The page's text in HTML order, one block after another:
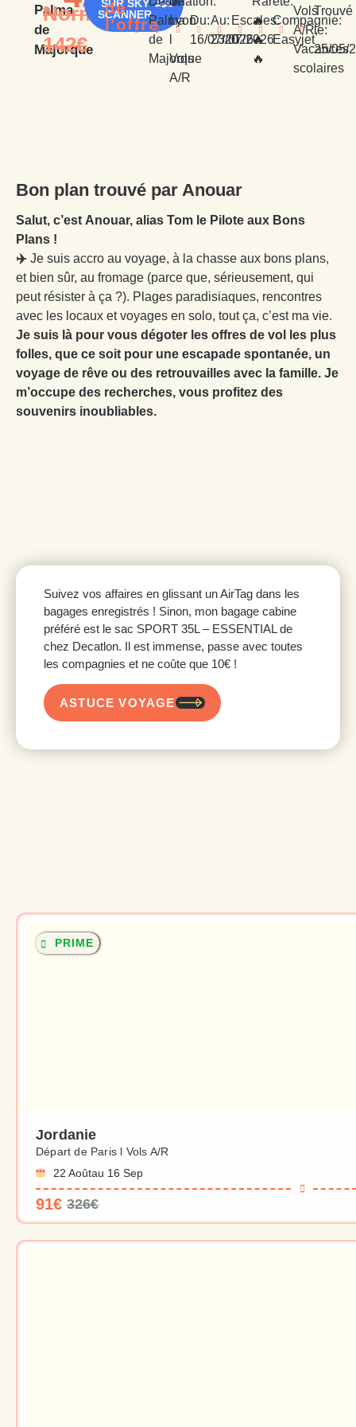
Palma
de
Majorque
Normalement
142€
SUR SKY
SCANNER︎
de
l'offrePalma
de
Majorque
Lyon
Vols
A/R
Du:
16/07/2026
Au:
23/07/2026
Escales:
0
🔥
🔥
🔥
Compagnie:
Easyjet
Vols
A/R,
Vacances
scolaires
Trouvé
le:
25/05/
Bon plan trouvé par Anouar
Salut, c’est Anouar, alias Tom le Pilote aux Bons
Plans !
✈️ Je suis accro au voyage, à la chasse aux bons plans,
et bien sûr, au fromage (parce que, sérieusement, qui
peut résister à ça ?). Plages paradisiaques, rencontres
avec les locaux et voyages en solo, tout ça, c’est ma vie.
Je suis là pour vous dégoter les offres de vol les plus
folles, que ce soit pour une escapade spontanée, un
voyage de rêve ou des retrouvailles avec la famille. Je
m’occupe des recherches, vous profitez des
souvenirs inoubliables.
Suivez vos affaires en glissant un AirTag dans les
bagages enregistrés ! Sinon, mon bagage cabine
préféré est le sac SPORT 35L – ESSENTIAL de
chez Decatlon. Il est immense, passe avec toutes
les compagnies et ne coûte que 10€ !
ASTUCE VOYAGE
PRIME
Jordanie
Départ de Paris l Vols A/R
22 Aoûtau 16 Sep
91€ 326€